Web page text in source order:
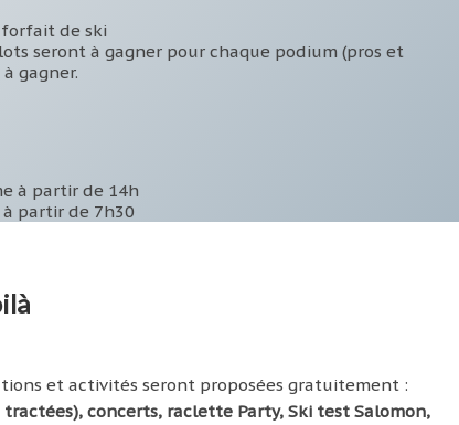
de ski
seront à gagner pour chaque podium (pros et
gagner.
à partir de 14h
à partir de 7h30
et activités seront proposées gratuitement :
concerts, raclette Party, Ski test Salomon,